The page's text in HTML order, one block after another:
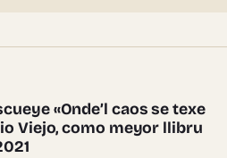
pieces
«Onde’l caos se texe
Viejo, como meyor llibru